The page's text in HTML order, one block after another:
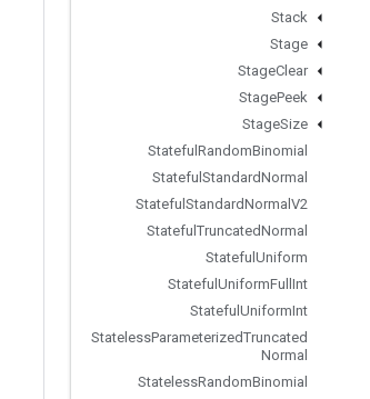
Stack
Stage
StageClear
StagePeek
StageSize
Stateful RandomBinomial
Stateful StandardNormal
Stateful StandardNormal V2
Stateful TruncatedNormal
Stateful Uniform
Stateful UniformFull Int
Stateful UniformInt
StatelessParameterizedTruncated
Normal
StatelessRandomBinomial